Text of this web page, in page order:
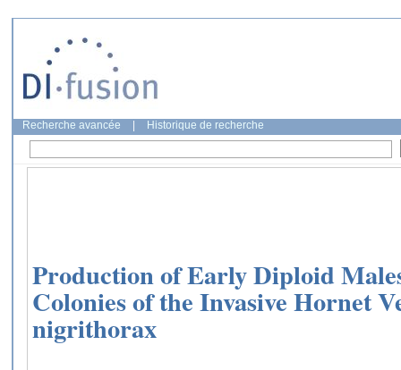
Recherche avancée Historique de recherche
Production of Early Diploid
Colonies of the Invasive Hornet
nigrithorax